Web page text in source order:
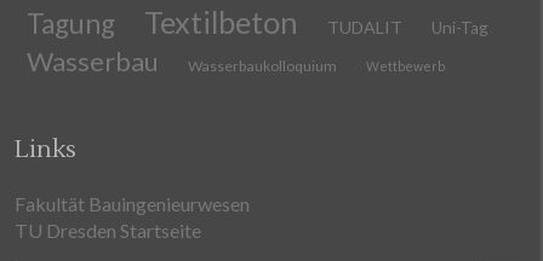
Tagung Textilbeton TUDALIT Uni-Tag
Wasserbau Wasserbaukolloquium Wettbewerb
Links
Fakultät Bauingenieurwesen
TU Dresden Startseite